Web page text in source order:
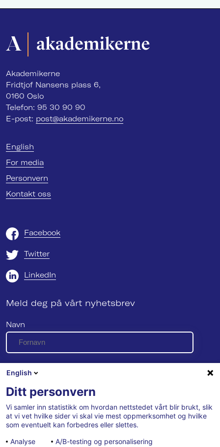
Akademikerne
Fridtjof Nansens plass 6,
0160 Oslo
Telefon: 95 30 90 90
E-post: post@akademikerne.no
English
For media
Personvern
Kontakt oss
Facebook
Twitter
LinkedIn
Meld deg på vårt nyhetsbrev
Navn
E-post
Se vår personvernerklæring her
English
Ditt personvern
Vi samler inn statistikk om hvordan nettstedet vårt blir brukt, slik
at vi vet hvilke sider vi skal vie mest oppmerksomhet og hvilke
som eventuelt kan forbedres eller slettes.
Analyse
A/B-testing og personalisering